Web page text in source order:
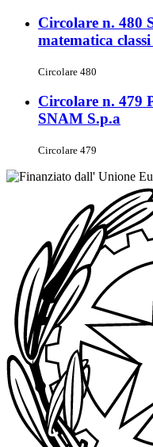
Circolare n. 480
matematica
Circolare 480
Circolare n. 479
SNAM S.p.a
Circolare 479